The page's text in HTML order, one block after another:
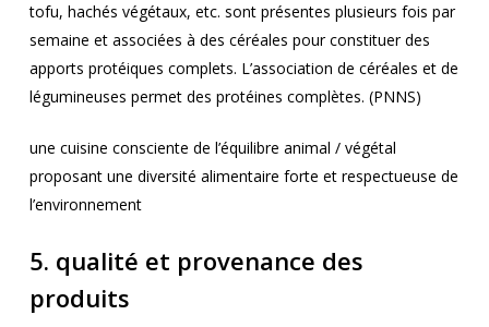
tofu, hachés végétaux, etc. sont présentes plusieurs fois par
semaine et associées à des céréales pour constituer des
apports protéiques complets. L’association de céréales et de
légumineuses permet des protéines complètes. (PNNS)
une cuisine consciente de l’équilibre animal / végétal
proposant une diversité alimentaire forte et respectueuse de
l’environnement
5. qualité et provenance des
produits